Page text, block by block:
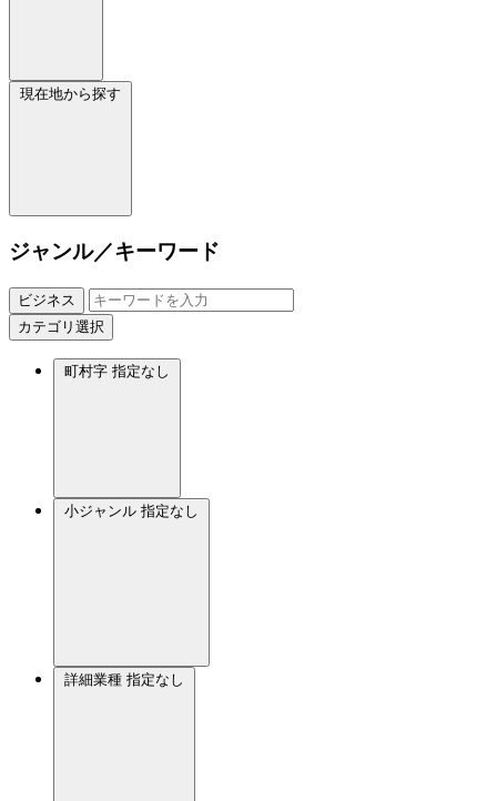
現在地から探す
ジャンル／キーワード
ビジネス
カテゴリ選択
町村字 指定なし
小ジャンル 指定なし
詳細業種 指定なし